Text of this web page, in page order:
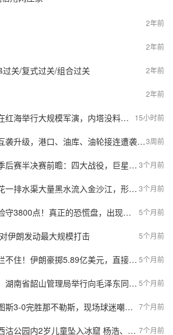
2年前
2年前
2年前
关/复式过关/组合过关
2年前
15小时前
军演，内塔没料到，胡塞武装突袭军营，大量士兵阵亡
3周前
轮接连遭袭：俄军空袭敖德萨军用设施，乌方超400架无人机突袭莫斯科
3个月前
半决赛前瞻：四大战役，巨星碰撞！
3个月前
大量黑水流入金沙江，形成黑色水带，当地回应
5个月前
3800点！真正的恐慌盘，出现了？
5个月前
伊朗发动最大规模打击
5个月前
亿美元，直接拿下俄罗斯2500枚导弹，波斯湾真要变天？
5个月前
山管理局举行向毛泽东同志铜像敬献花篮仪式
7个月前
胜那不勒斯，现场球迷嘲讽孔蒂引发热议！
7个月前
2岁儿童坠入冰窟 杨浩、刘玉坤争分夺秒救援